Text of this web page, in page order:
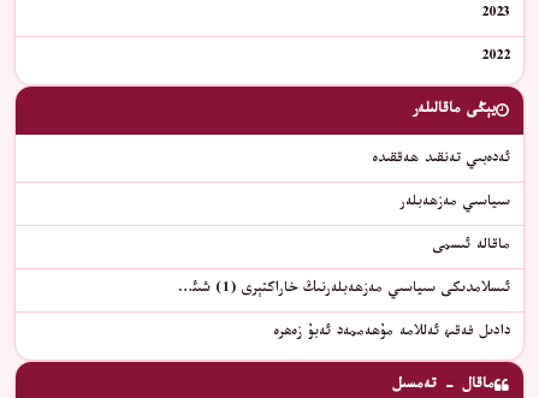
2023
2022
يېڭى ماقالىلەر
ئەدەبىي تەنقىد ھەققىدە
سىياسىي مەزھەبلەر
ماقالە ئىسمى
ئىسلامدىكى سىياسىي مەزھەبلەرنىڭ خاراكتېرى (1) شىئ…
دادىل فەقىھ ئەللامە مۇھەممەد ئەبۇ زەھرە
ماقال - تەمسىل